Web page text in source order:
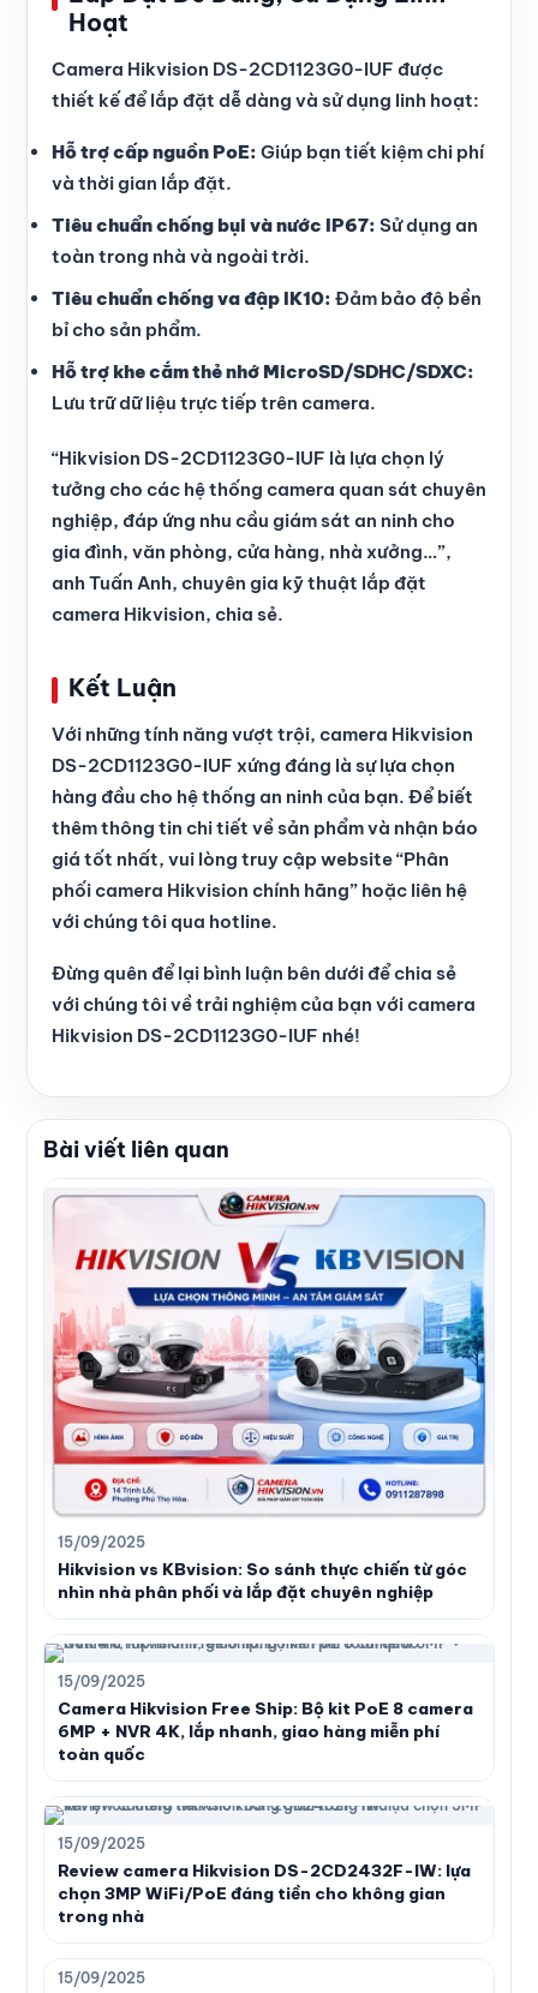
Hoạt
Camera Hikvision DS-2CD1123G0-IUF được
thiết kế để lắp đặt dễ dàng và sử dụng linh hoạt:
Hỗ trợ cấp nguồn PoE: Giúp bạn tiết kiệm chi phí
và thời gian lắp đặt.
Tiêu chuẩn chống bụi và nước IP67: Sử dụng an
toàn trong nhà và ngoài trời.
Tiêu chuẩn chống va đập IK10: Đảm bảo độ bền
bỉ cho sản phẩm.
Hỗ trợ khe cắm thẻ nhớ MicroSD/SDHC/SDXC:
Lưu trữ dữ liệu trực tiếp trên camera.
“Hikvision DS-2CD1123G0-IUF là lựa chọn lý
tưởng cho các hệ thống camera quan sát chuyên
nghiệp, đáp ứng nhu cầu giám sát an ninh cho
gia đình, văn phòng, cửa hàng, nhà xưởng…”,
anh Tuấn Anh, chuyên gia kỹ thuật lắp đặt
camera Hikvision, chia sẻ.
Kết Luận
Với những tính năng vượt trội, camera Hikvision
DS-2CD1123G0-IUF xứng đáng là sự lựa chọn
hàng đầu cho hệ thống an ninh của bạn. Để biết
thêm thông tin chi tiết về sản phẩm và nhận báo
giá tốt nhất, vui lòng truy cập website “Phân
phối camera Hikvision chính hãng” hoặc liên hệ
với chúng tôi qua hotline.
Đừng quên để lại bình luận bên dưới để chia sẻ
với chúng tôi về trải nghiệm của bạn với camera
Hikvision DS-2CD1123G0-IUF nhé!
Bài viết liên quan
15/09/2025
Hikvision vs KBvision: So sánh thực chiến từ góc
nhìn nhà phân phối và lắp đặt chuyên nghiệp
15/09/2025
Camera Hikvision Free Ship: Bộ kit PoE 8 camera
6MP + NVR 4K, lắp nhanh, giao hàng miễn phí
toàn quốc
15/09/2025
Review camera Hikvision DS-2CD2432F-IW: lựa
chọn 3MP WiFi/PoE đáng tiền cho không gian
trong nhà
15/09/2025